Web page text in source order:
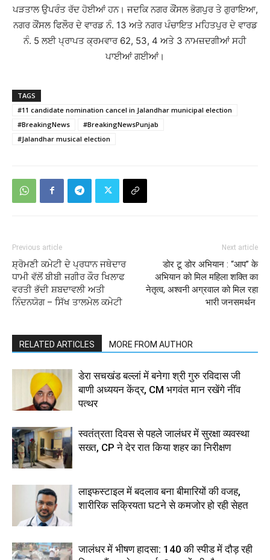
ਪੜਤਾਲ ਉਪਰੰਤ ਰੱਦ ਹੋਈਆਂ ਹਨ। ਜਦਕਿ ਨਗਰ ਕੌਂਸਲ ਭੋਗਪੁਰ ਤੇ ਗੁਰਾਇਆ,
ਨਗਰ ਕੌਂਸਲ ਫਿਲੌਰ ਦੇ ਵਾਰਡ ਨੰ. 13 ਅਤੇ ਨਗਰ ਪੰਚਾਇਤ ਮਹਿਤਪੁਰ ਦੇ ਵਾਰਡ
ਨੰ. 5 ਲਈ ਪ੍ਰਾਪਤ ਕ੍ਰਮਵਾਰ 62, 53, 4 ਅਤੇ 3 ਨਾਮਜ਼ਦਗੀਆਂ ਸਹੀ
ਪਾਈਆਂ ਗਈਆਂ।
TAGS
#11 candidate nomination cancel in Jalandhar municipal election
#BreakingNews
#BreakingNewsPunjab
#Jalandhar musical election
Previous article
ਸ਼੍ਰੋਮਣੀ ਕਮੇਟੀ ਦੇ ਪ੍ਰਧਾਨ ਜਥੇਦਾਰ
ਧਾਮੀ ਵੱਲੋਂ ਬੀਬੀ ਜਗੀਰ ਕੌਰ ਖਿਲਾਫ
ਵਰਤੀ ਭੱਦੀ ਸ਼ਬਦਾਵਲੀ ਅਤੀ
ਨਿੰਦਨਯੋਗ – ਸਿੱਖ ਤਾਲਮੇਲ ਕਮੇਟੀ
Next article
डोर टू डोर अभियान : “आप” के
अभियान को मिल महिला शक्ति का
नेतृत्व, अश्वनी अग्रवाल को मिल रहा
भारी जनसमर्थन
RELATED ARTICLES MORE FROM AUTHOR
डेरा सचखंड बल्लां में बनेगा श्री गुरु रविदास जी
बाणी अध्ययन केंद्र, CM भगवंत मान रखेंगे नींव
पत्थर
स्वतंत्रता दिवस से पहले जालंधर में सुरक्षा व्यवस्था
सख्त, CP ने देर रात किया शहर का निरीक्षण
लाइफस्टाइल में बदलाव बना बीमारियों की वजह,
शारीरिक सक्रियता घटने से कमजोर हो रही सेहत
जालंधर में भीषण हादसा: 140 की स्पीड में दौड़ रही